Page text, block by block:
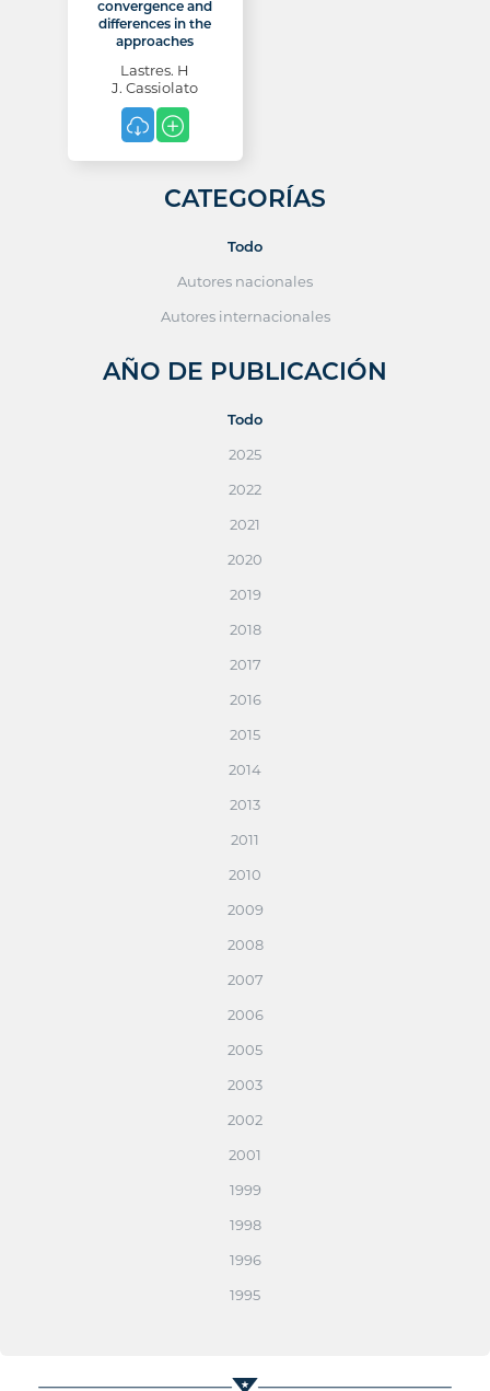
convergence and
differences in the
approaches
Lastres. H
J. Cassiolato
CATEGORÍAS
Todo
Autores nacionales
Autores internacionales
AÑO DE PUBLICACIÓN
Todo
2025
2022
2021
2020
2019
2018
2017
2016
2015
2014
2013
2011
2010
2009
2008
2007
2006
2005
2003
2002
2001
1999
1998
1996
1995